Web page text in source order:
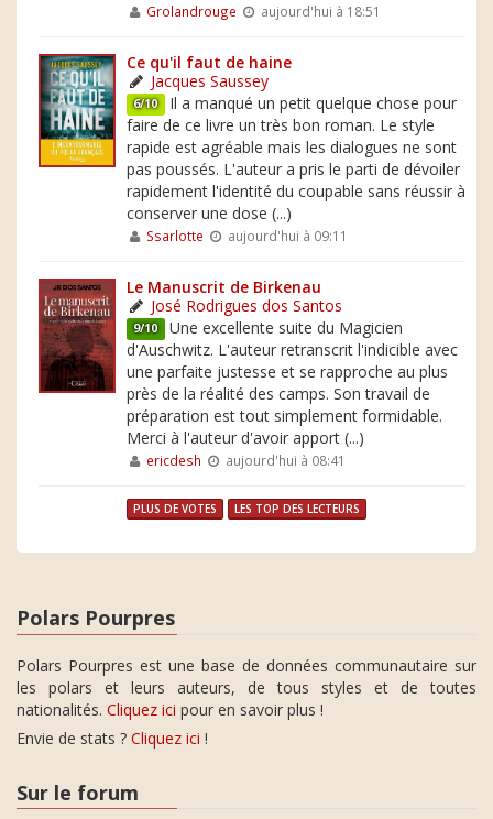
Grolandrouge aujourd'hui à 18:51
Ce qu'il faut de haine
Jacques Saussey
6/10 Il a manqué un petit quelque chose pour
faire de ce livre un très bon roman. Le style
rapide est agréable mais les dialogues ne sont
pas poussés. L'auteur a pris le parti de dévoiler
rapidement l'identité du coupable sans réussir à
conserver une dose (...)
Ssarlotte aujourd'hui à 09:11
Le Manuscrit de Birkenau
José Rodrigues dos Santos
9/10 Une excellente suite du Magicien
d'Auschwitz. L'auteur retranscrit l'indicible avec
une parfaite justesse et se rapproche au plus
près de la réalité des camps. Son travail de
préparation est tout simplement formidable.
Merci à l'auteur d'avoir apport (...)
ericdesh aujourd'hui à 08:41
PLUS DE VOTES LES TOP DES LECTEURS
Polars Pourpres
Polars Pourpres est une base de données communautaire sur
les polars et leurs auteurs, de tous styles et de toutes
nationalités. Cliquez ici pour en savoir plus !
Envie de stats ? Cliquez ici !
Sur le forum